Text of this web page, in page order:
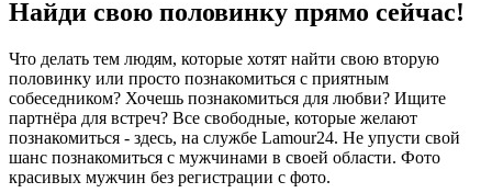
Найди свою половинку прямо сейчас!
Что делать тем людям, которые хотят найти свою вторую
половинку или просто познакомиться с приятным
собеседником? Хочешь познакомиться для любви? Ищите
партнёра для встреч? Все свободные, которые желают
познакомиться - здесь, на службе Lamour24. Не упусти свой
шанс познакомиться с мужчинами в своей области. Фото
красивых мужчин без регистрации с фото.